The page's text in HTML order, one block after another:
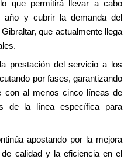
que permitirá llevar a cabo
año y cubrir la demanda del
que actualmente llega
prestación del servicio a los
por fases, garantizando
con al menos cinco líneas de
de la línea específica para
apostando por la mejora
calidad y la eficiencia en el